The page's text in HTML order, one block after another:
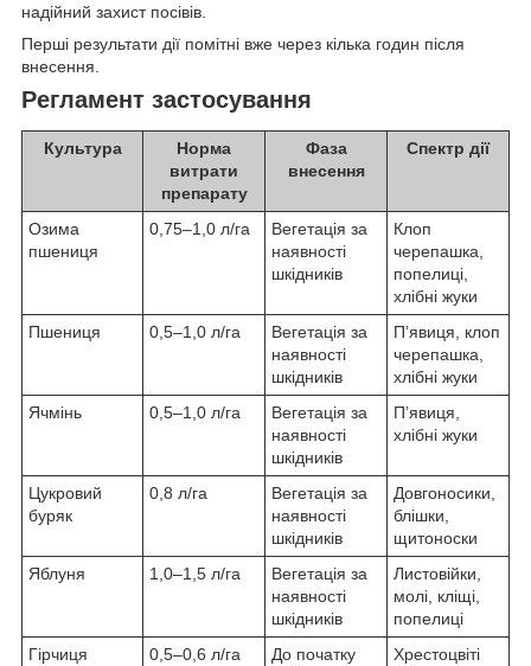
надійний захист посівів.
Перші результати дії помітні вже через кілька годин після
внесення.
Регламент застосування
Культура
Норма
витрати
препарату
Фаза
внесення
Спектр дії
Озима
пшениця
0,75–1,0 л/га
Вегетація за
наявності
шкідників
Клоп
черепашка,
попелиці,
хлібні жуки
Пшениця
0,5–1,0 л/га
Вегетація за
наявності
шкідників
П’явиця, клоп
черепашка,
хлібні жуки
Ячмінь
0,5–1,0 л/га
Вегетація за
наявності
шкідників
П’явиця,
хлібні жуки
Цукровий
буряк
0,8 л/га
Вегетація за
наявності
шкідників
Довгоносики,
блішки,
щитоноски
Яблуня
1,0–1,5 л/га
Вегетація за
наявності
шкідників
Листовійки,
молі, кліщі,
попелиці
Гірчиця
0,5–0,6 л/га
До початку
Хрестоцвіті